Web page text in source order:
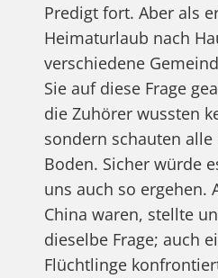
Predigt fort. Aber als
Heimaturlaub nach
verschiedene
Sie auf diese Frage
die Zuhörer wussten
sondern schauten alle
Boden. Sicher würde
uns auch so ergehen.
China waren, stellte
dieselbe Frage; auch
Flüchtlinge